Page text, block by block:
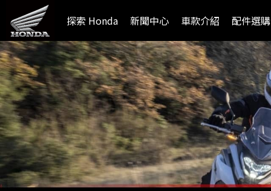
探索 Honda 新聞中心 車款介紹 配件選購